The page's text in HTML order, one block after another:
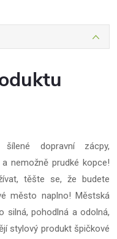
dopravní zácpy,
nemožně prudké kopce!
těšte se, že budete
město naplno! Městská
silná, pohodlná a odolná,
stylový produkt špičkové